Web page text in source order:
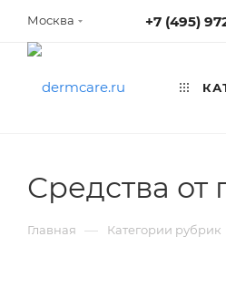
Москва +7 (495)
Средства от
Главная — Категории рубрик